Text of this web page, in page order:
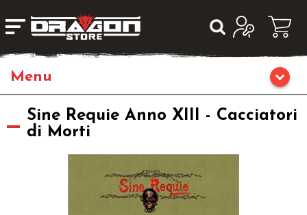
Giochi da Tavolo
Sine Requie Anno XIII - Cacciatori
di Morti